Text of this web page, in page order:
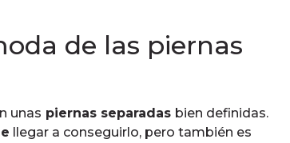
de las piernas
unas piernas separadas bien definidas.
llegar a conseguirlo, pero también es